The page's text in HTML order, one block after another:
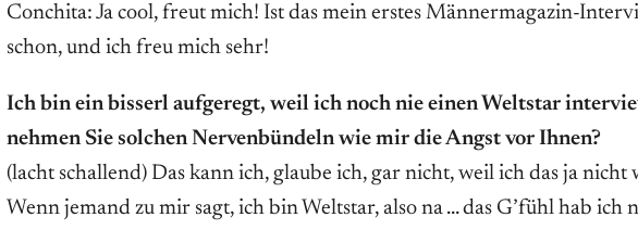
Conchita: Ja cool, freut mich! Ist das mein erstes Männermagazin-
schon, und ich freu mich sehr!
Ich bin ein bisserl aufgeregt, weil ich noch nie einen Weltstar
nehmen Sie solchen Nervenbündeln wie mir die Angst vor Ihnen?
(lacht schallend) Das kann ich, glaube ich, gar nicht, weil ich das ja nicht
Wenn jemand zu mir sagt, ich bin Weltstar, also na … das G’fühl hab ich